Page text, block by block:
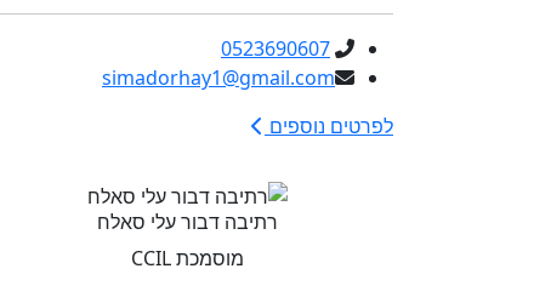
0523690607
simadorhay1@gmail.com
לפרטים נוספים
רתיבה דבור עלי סאלח
מוסמכת CCIL